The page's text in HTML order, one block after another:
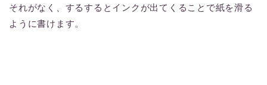
それがなく、するするとインクが出てくることで紙を滑る
ように書けます。